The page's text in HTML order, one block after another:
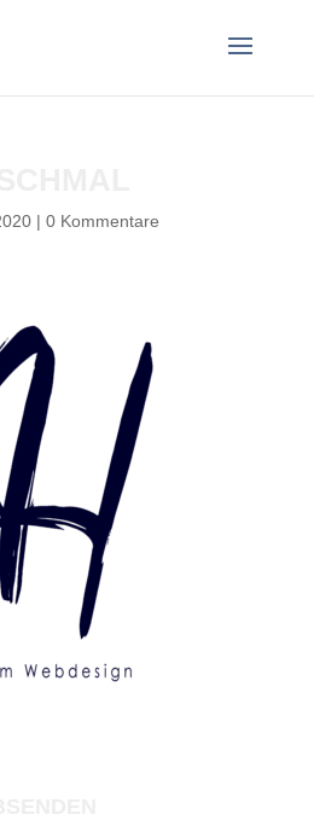
| 0 Kommentare